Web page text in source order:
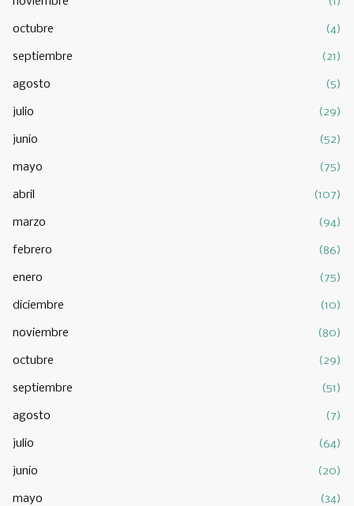
octubre (4)
septiembre (21)
agosto (5)
julio (29)
junio (52)
mayo (75)
abril (107)
marzo (94)
febrero (86)
enero (75)
diciembre (10)
noviembre (80)
octubre (29)
septiembre (51)
agosto (7)
julio (64)
junio (20)
mayo (34)